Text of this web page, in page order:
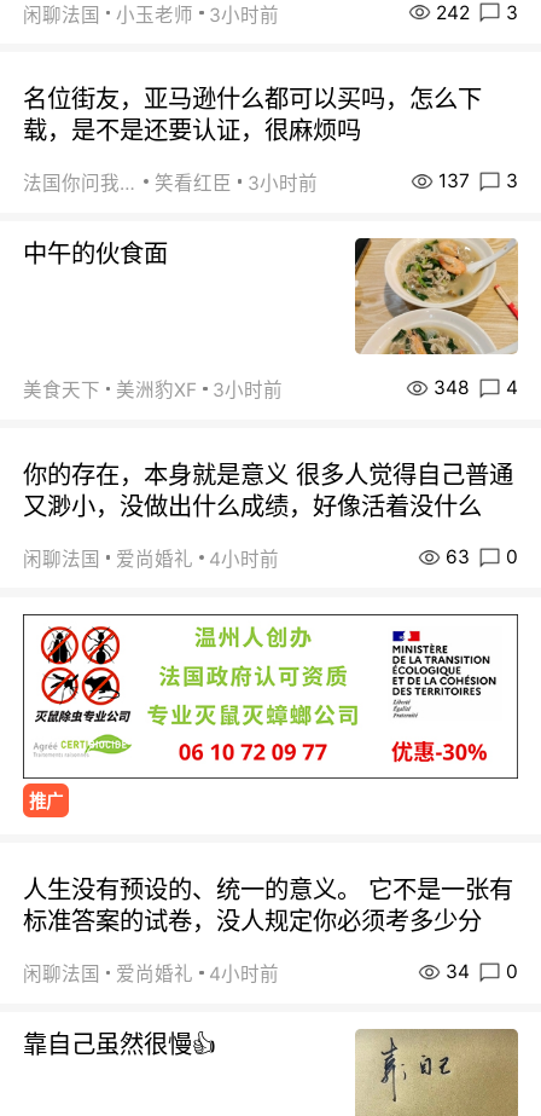
闲聊法国 小玉老师 3小时前 242 3
名位街友，亚马逊什么都可以买吗，怎么下
载，是不是还要认证，很麻烦吗
法国你问我答 笑看红臣 3小时前 137 3
中午的伙食面
美食天下 美洲豹XF 3小时前 348 4
你的存在，本身就是意义 很多人觉得自己普通
又渺小，没做出什么成绩，好像活着没什么
闲聊法国 爱尚婚礼 4小时前 63 0
推广
人生没有预设的、统一的意义。 它不是一张有
标准答案的试卷，没人规定你必须考多少分
闲聊法国 爱尚婚礼 4小时前 34 0
靠自己虽然很慢👍